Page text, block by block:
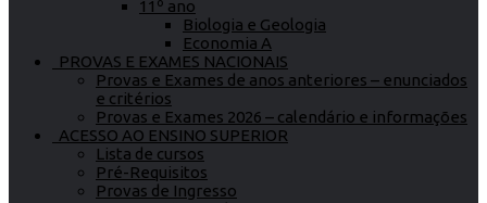
11º ano
Biologia e Geologia
Economia A
PROVAS E EXAMES NACIONAIS
Provas e Exames de anos anteriores – enunciados
e critérios
Provas e Exames 2026 – calendário e informações
ACESSO AO ENSINO SUPERIOR
Lista de cursos
Pré-Requisitos
Provas de Ingresso